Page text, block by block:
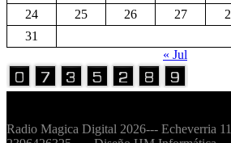
24
25 26 27
31
« Jul
Radio Magica Digital 2026--- Echeverria